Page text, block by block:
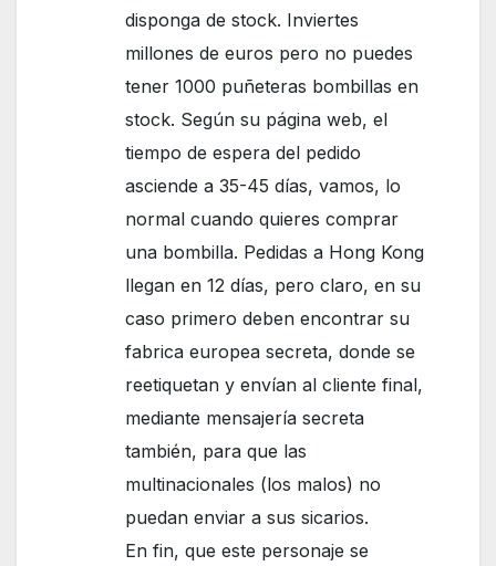
disponga de stock. Inviertes
millones de euros pero no puedes
tener 1000 puñeteras bombillas en
stock. Según su página web, el
tiempo de espera del pedido
asciende a 35-45 días, vamos, lo
normal cuando quieres comprar
una bombilla. Pedidas a Hong Kong
llegan en 12 días, pero claro, en su
caso primero deben encontrar su
fabrica europea secreta, donde se
reetiquetan y envían al cliente final,
mediante mensajería secreta
también, para que las
multinacionales (los malos) no
puedan enviar a sus sicarios.
En fin, que este personaje se